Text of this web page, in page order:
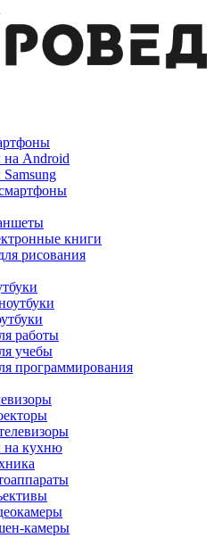
Android
книги
рисования
работы
учебы
программирования
на кухню
камеры